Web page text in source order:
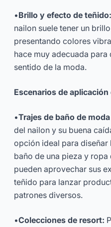
•Brillo y efecto de teñido:
nailon suele tener un
presentando colores
hace muy adecuada
sentido de la moda.
Escenarios de aplicación
•Trajes de baño de
del nailon y su buena
opción ideal para
baño de una pieza y
pueden aprovechar sus
teñido para lanzar
patrones diversos.
•Colecciones de resort: